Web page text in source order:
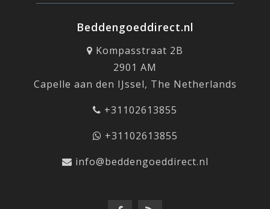
Beddengoeddirect.nl
Kompasstraat 2B
2901 AM
Capelle aan den IJssel, The Netherlands
+31102613855
+31102613855
info@beddengoeddirect.nl